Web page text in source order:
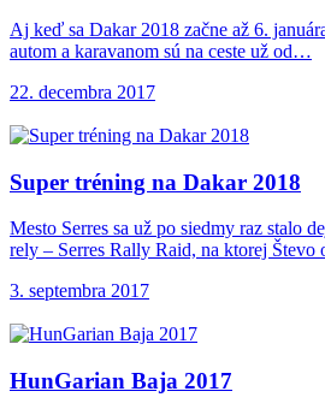
Aj keď sa Dakar 2018 začne až 6.
autom a karavanom sú na ceste už od…
22. decembra 2017
Super tréning na Dakar 2018
Mesto Serres sa už po siedmy raz stalo
rely – Serres Rally Raid, na ktorej
3. septembra 2017
HunGarian Baja 2017